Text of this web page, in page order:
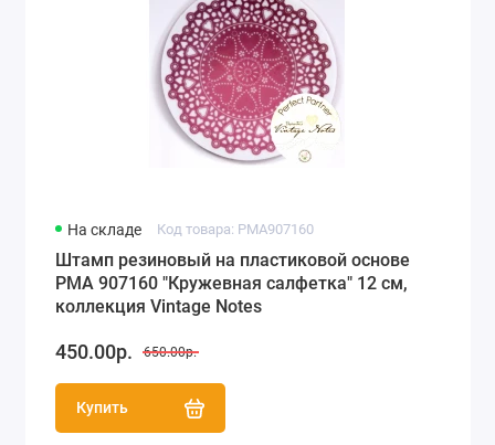
На складе Код товара: PMA907160
Штамп резиновый на пластиковой основе
PMA 907160 "Кружевная салфетка" 12 см,
коллекция Vintage Notes
450.00р. 650.00р.
Купить